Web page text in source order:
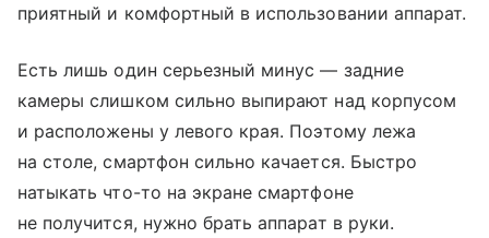
приятный и комфортный в использовании аппарат.
Есть лишь один серьезный минус — задние
камеры слишком сильно выпирают над корпусом
и расположены у левого края. Поэтому лежа
на столе, смартфон сильно качается. Быстро
натыкать что-то на экране смартфоне
не получится, нужно брать аппарат в руки.